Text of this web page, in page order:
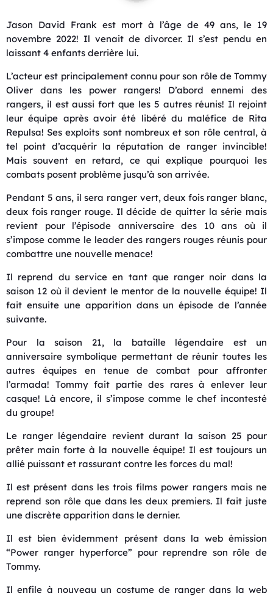
Jason David Frank est mort à l’âge de 49 ans, le 19
novembre 2022! Il venait de divorcer. Il s’est pendu en
laissant 4 enfants derrière lui.
L’acteur est principalement connu pour son rôle de Tommy
Oliver dans les power rangers! D’abord ennemi des
rangers, il est aussi fort que les 5 autres réunis! Il rejoint
leur équipe après avoir été libéré du maléfice de Rita
Repulsa! Ses exploits sont nombreux et son rôle central, à
tel point d’acquérir la réputation de ranger invincible!
Mais souvent en retard, ce qui explique pourquoi les
combats posent problème jusqu’à son arrivée.
Pendant 5 ans, il sera ranger vert, deux fois ranger blanc,
deux fois ranger rouge. Il décide de quitter la série mais
revient pour l’épisode anniversaire des 10 ans où il
s’impose comme le leader des rangers rouges réunis pour
combattre une nouvelle menace!
Il reprend du service en tant que ranger noir dans la
saison 12 où il devient le mentor de la nouvelle équipe! Il
fait ensuite une apparition dans un épisode de l’année
suivante.
Pour la saison 21, la bataille légendaire est un
anniversaire symbolique permettant de réunir toutes les
autres équipes en tenue de combat pour affronter
l’armada! Tommy fait partie des rares à enlever leur
casque! Là encore, il s’impose comme le chef incontesté
du groupe!
Le ranger légendaire revient durant la saison 25 pour
prêter main forte à la nouvelle équipe! Il est toujours un
allié puissant et rassurant contre les forces du mal!
Il est présent dans les trois films power rangers mais ne
reprend son rôle que dans les deux premiers. Il fait juste
une discrète apparition dans le dernier.
Il est bien évidemment présent dans la web émission
“Power ranger hyperforce” pour reprendre son rôle de
Tommy.
Il enfile à nouveau un costume de ranger dans la web